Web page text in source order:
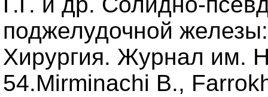
поджелудочной
Хирургия. Журнал им.
54.Mirminachi B.,